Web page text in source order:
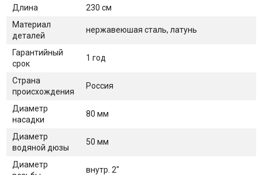
Длина
230 см
Материал
деталей
нержавеюшая сталь, латунь
Гарантийный
срок
1 год
Страна
происхождения
Россия
Диаметр
насадки
80 мм
Диаметр
водяной дюзы
50 мм
Диаметр
внутр. 2"